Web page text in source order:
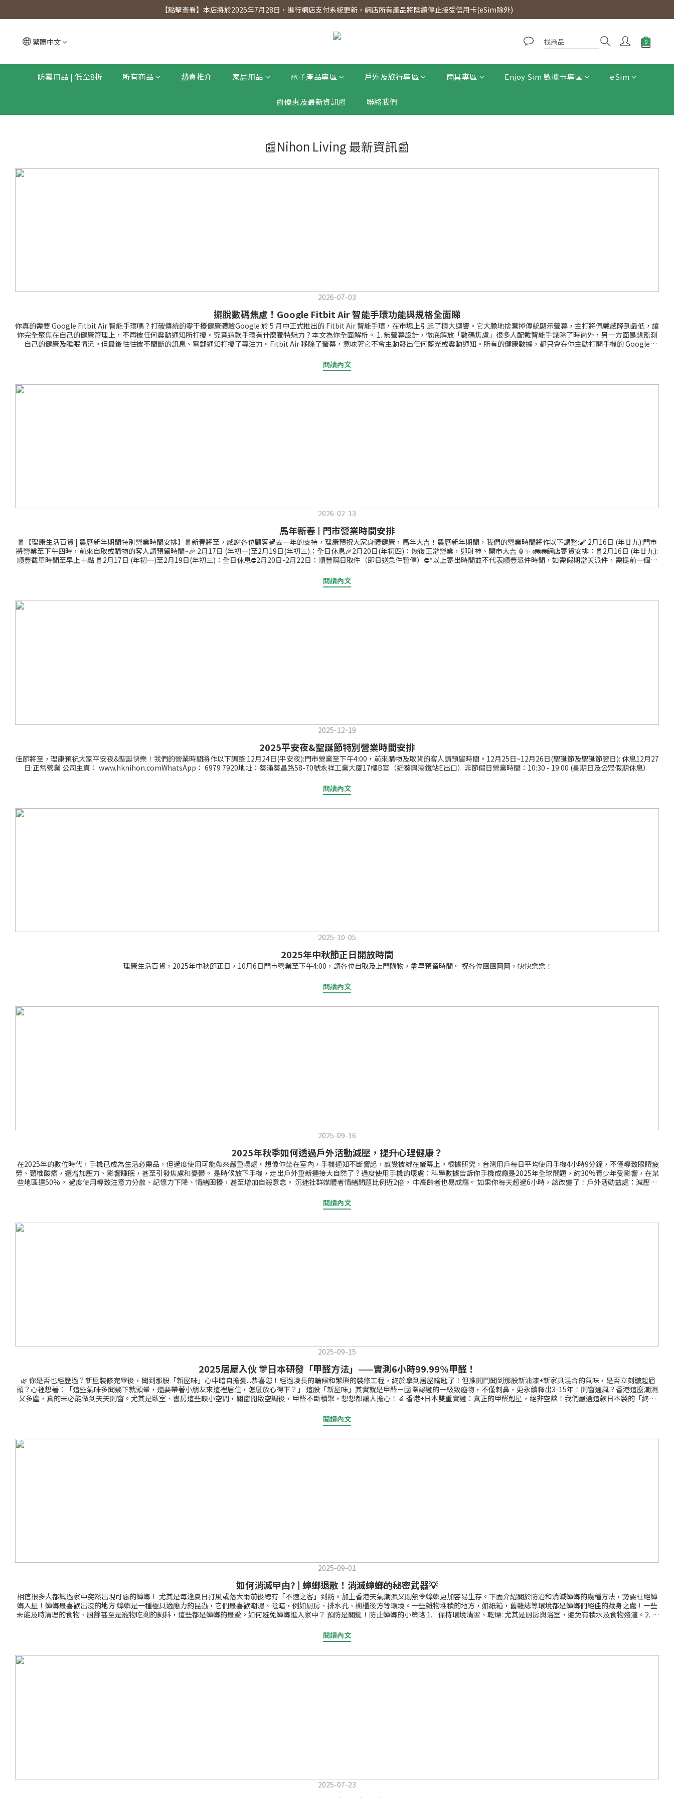
【點擊查看】會員專享 星期三全單95折!!!（優惠期至2026年12月31日）。滿$300即免運費。
【點擊查看】本店將於2025年7月28日，進行網店支付系統更新，網店所有產品將陸續停止接受信用卡(eSim除外)
繁體中文
防霉用品 | 低至8折 所有商品 熱賣推介 家居用品 電子產品專區 戶外及旅行專區 雨具專區 Enjoy Sim 數據卡專區 eSim
📰優惠及最新資訊📰 聯絡我們
📰Nihon Living 最新資訊📰
2026-07-03
擺脫數碼焦慮！Google Fitbit Air 智能手環功能與規格全面睇
你真的需要 Google Fitbit Air 智能手環嗎？打破傳統的零干擾健康體驗Google 於 5 月中正式推出的 Fitbit Air 智能手環，在市場上引起了極大迴響。它大膽地捨棄掉傳統顯示螢幕，主打將佩戴感降到最低，讓
你完全聚焦在自己的健康管理上，不再被任何震動通知所打擾。究竟這款手環有什麼獨特魅力？本文為你全面解析。 1. 無螢幕設計，徹底解放「數碼焦慮」很多人配戴智能手錶除了時尚外，另一方面是想監測
自己的健康及睡眠情況。但最後往往被不間斷的訊息、電郵通知打擾了專注力。Fitbit Air 移除了螢幕，意味著它不會主動發出任何藍光或震動通知。所有的健康數據，都只會在你主動打開手機的 Google
及重量，不少使用者都不太習慣戴著睡覺，或者覺得太過「卡手」影響睡眠質素。Fitbit Air 連錶帶重量僅約 12g，搭配親膚的編織錶帶，佩戴起來幾乎沒有感覺。這種極致輕薄的設計讓它可以真正做到 24 小
時全天候佩戴，是目前市面上最友善的夜間睡眠監測神器。3. 完美整合 Google Health App 健康生態系統既然沒有螢幕，用戶該如何了解自己的身體狀況？答案就是強大的 Google Health 應用程式。所有生
一週；支援極速快充，只需 5 分鐘即可提供一整天電量，徹底告別電量焦慮。全天候心率與血氧監測： 內建 24 小時光學心率與血氧濃度（SpO2）感測器。深層健康指標： 支援心率變異度（HRV）與膚溫感
閱讀內文
2026-02-13
馬年新春 | 門市營業時間安排
🧧【理康生活百貨 | 農曆新年期間特別營業時間安排】🧧新春將至，感謝各位顧客過去一年的支持，理康預祝大家身體健康，馬年大吉！農曆新年期間，我們的營業時間將作以下調整:🧨 2月16日 (年廿九):門市
將營業至下午四時，前來自取或購物的客人請預留時間~🎉 2月17日 (年初一)至2月19日(年初三)：全日休息🎉2月20日(年初四)：恢復正常營業，迎財神、開市大吉 🏮✨ 🚛🚛網店寄貨安排：🧧2月16日 (年廿九):
順豐截單時間至早上十點 🧧2月17日 (年初一)至2月19日(年初三)：全日休息⛔️2月20日-2月22日：順豐隔日取件（即日送急件暫停）⛔️*以上寄出時間並不代表順豐派件時間，如需假期當天派件，需提前一個工
口） 非節假日營業時間：10:30 - 19:00 (星期日及公眾假期休息
閱讀內文
2025-12-19
2025平安夜&聖誕節特別營業時間安排
佳節將至，理康預祝大家平安夜&聖誕快樂！我們的營業時間將作以下調整:12月24日(平安夜):門市營業至下午4:00，前來購物及取貨的客人請預留時間。12月25日~12月26日(聖誕節及聖誕節翌日): 休息12月27
日:正常營業 公司主頁： www.hknihon.comWhatsApp： 6979 7920地址：葵涌葵昌路58-70號永祥工業大厦17樓B室（近葵興港鐵站E出口）非節假日營業時間：10:30 - 19:00 (星期日及公眾假期休息）
閱讀內文
2025-10-05
2025年中秋節正日開放時間
理康生活百貨，2025年中秋節正日，10月6日門巿營業至下午4:00，請各位自取及上門購物，盡早預留時間。 祝各位團團圓圓，快快樂樂！
閱讀內文
2025-09-16
2025年秋季如何透過戶外活動減壓，提升心理健康？
在2025年的數位時代，手機已成為生活必需品，但過度使用可能帶來嚴重壞處。想像你坐在室內，手機通知不斷響起，感覺被綁在螢幕上。根據研究，台灣用戶每日平均使用手機4小時9分鐘，不僅導致眼睛疲
勞、頸椎酸痛，還增加壓力、影響睡眠，甚至引發焦慮和憂鬱。 是時候放下手機，走出戶外重新連接大自然了？過度使用手機的壞處：科學數據告訴你手機成癮是2025年全球問題，約30%青少年受影響，在某
些地區達50%。 過度使用導致注意力分散、記憶力下降、情緒困擾，甚至增加自殺意念。 沉迷社群媒體者情緒問題比例近2倍。 中高齡者也易成癮。 如果你每天超過6小時，該改變了！戶外活動益處：減壓、
放幸福化學物質。 散步公園或小旅行，都是免費減壓法。想像一個完美的戶外減壓之旅：這些裝備讓你無憂想像週末關掉手機通知，背起斜背包，踏上公園小徑。突遇細雨，雨傘一撐開擋雨，讓你繼續前行。
樹林中蚊蟲來襲，手提滅蚊燈釋放光波驅散，讓你安心野餐。天熱時，手提風扇帶來涼風。跨邊境旅行，大陸數據卡提供高速網路，查地圖不沉迷手機。這些裝備讓冒險更舒適，遠離手機壞處。推薦戶外減壓
時光。結語：從今天開始，放下手機，擁抱戶外生活2025年，面對手機壞處，戶外活動是明智選擇。現在點擊連結，選購產品，讓戶外之旅從放下手機開始！（產品連結：斜背包 / 雨傘 / 手提風扇 / 大陸數據卡
閱讀內文
2025-09-15
2025居屋入伙 🎊日本研發「甲醛方法」——實測6小時99.99%甲醛！
🌿 你是否也經歷過？新屋裝修完畢後，聞到那股「新屋味」心中暗自擔憂...恭喜您！經過漫長的輪候和繁瑣的裝修工程，終於拿到居屋鑰匙了！但推開門聞到那股新油漆+新家具混合的氣味，是否立刻皺起眉
頭？心裡想著：「這些氣味多聞幾下就頭暈，還要帶著小朋友來這裡居住，怎麼放心得下？」 這股「新屋味」其實就是甲醛－國際認證的一級致癌物，不僅刺鼻，更永續釋出3-15年！開窗通風？香港這麼潮濕
又多塵，真的未必能做到天天開窗。尤其是臥室、書房這些較小空間，關窗開啟空調後，甲醛不斷積聚，想想都讓人擔心！🔬 香港+日本雙重實證：真正的甲醛剋星，絕非空談！我們嚴選這款日本製的「終極
不用插電，只要擺放就能默默發揮作用，效果勝過放置10盆綠植！ 🏡 為什麼特別適合香港居屋／裝潢後使用？日本製造，證書齊全：真正擁有國際認證的產品 長達2個月持續分解：在入住前預先放置幾罐，既
節省時間又減少擔憂 無味、免打理、超安全：特別適合密閉空間（例如開冷氣、抽濕機時使用） 🛒 2025新居屋入伙，限時優惠 ① 無臭空間 - 終極甲醛殺手（細罐） 原價：$95 🔥 特價：$58 適用範圍：約50呎
價：$238 🔥 特價：$198 即噴即分解！針對梳化、櫃桶、窗簾呢啲甲醛重災區 以下屋苑住戶可獲優惠 嶺· 樂活、樂嶺都匯 樂嶺樓、昭明苑、滿田邨、兆翠苑、屯門青福里 第3A區(簡約公屋) 、攸壆路(簡約公
閱讀內文
2025-09-01
如何消滅曱甴? | 蟑螂退散！消滅蟑螂的秘密武器💡
相信很多人都試過家中突然出現可惡的蟑螂！ 尤其是每逢夏日打風或落大雨前後總有「不速之客」到訪。加上香港天氣潮濕又悶熱令蟑螂更加容易生存。下面介紹關於防治和消滅蟑螂的幾種方法，勢要杜絕蟑
螂入屋！蟑螂最喜歡出沒的地方:蟑螂是一種極具適應力的昆蟲，它們最喜歡潮濕、陰暗，例如厨房、排水孔、櫥櫃後方等環境。一些雜物堆積的地方，如紙箱，舊雜誌等環境都是蟑螂們絕佳的藏身之處！一些
未能及時清理的食物、厨餘甚至是寵物吃剩的飼料，這些都是蟑螂的最愛。如何避免蟑螂進入家中？ 預防是關鍵！防止蟑螂的小策略:1. 保持環境清潔、乾燥: 尤其是厨房與浴室，避免有積水及食物殘渣。2.
加蓋，防止小强透過排水孔進入家中。4. 減少雜物堆積:清理家中不用的紙箱、雜志或報紙。減少蟑螂的藏匿空間。5. 定期檢查隱避處:例如家具底部、假天花板等。如何有效快速消滅蟑螂？市面上關於滅蟑
產品林林總總，數之不盡！例如有殺蟑餌劑、滅蟲劑、曱甴屋/蟑螂誘捕器、殺蟑餌劑等等。究竟這些產品有什麽區別，下面進一步為大家分析！方法說明殺蟑餌劑利用蟑螂分食習性，吃下餌劑後死亡，屍體被
落、流理台下方，有助監控與捕捉如BASF巴斯夫 一點絕殺滅蟑螂/曱甴 2％凝膠餌劑，針筒式設計，使用簡單不會弄污雙手。將其擠在蟑螂出沒的地方，引誘蟑螂進食。蟑螂進食後24-48小時發揮藥效，藥效會
閱讀內文
2025-07-23